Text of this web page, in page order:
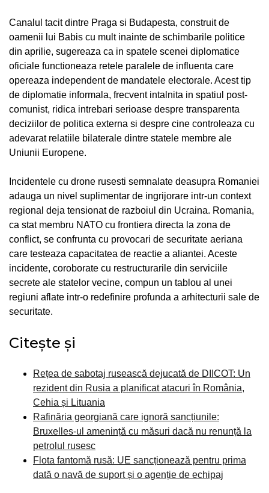
Canalul tacit dintre Praga si Budapesta, construit de
oamenii lui Babis cu mult inainte de schimbarile politice
din aprilie, sugereaza ca in spatele scenei diplomatice
oficiale functioneaza retele paralele de influenta care
opereaza independent de mandatele electorale. Acest tip
de diplomatie informala, frecvent intalnita in spatiul post-
comunist, ridica intrebari serioase despre transparenta
deciziilor de politica externa si despre cine controleaza cu
adevarat relatiile bilaterale dintre statele membre ale
Uniunii Europene.
Incidentele cu drone rusesti semnalate deasupra Romaniei
adauga un nivel suplimentar de ingrijorare intr-un context
regional deja tensionat de razboiul din Ucraina. Romania,
ca stat membru NATO cu frontiera directa la zona de
conflict, se confrunta cu provocari de securitate aeriana
care testeaza capacitatea de reactie a aliantei. Aceste
incidente, coroborate cu restructurarile din serviciile
secrete ale statelor vecine, compun un tablou al unei
regiuni aflate intr-o redefinire profunda a arhitecturii sale de
securitate.
Citește și
Rețea de sabotaj rusească dejucată de DIICOT: Un
rezident din Rusia a planificat atacuri în România,
Cehia și Lituania
Rafinăria georgiană care ignoră sancțiunile:
Bruxelles-ul amenință cu măsuri dacă nu renunță la
petrolul rusesc
Flota fantomă rusă: UE sancționează pentru prima
dată o navă de suport și o agenție de echipaj